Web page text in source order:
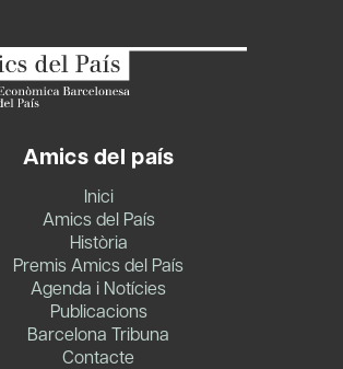
Amics del país
Inici
Amics del País
Història
Premis Amics del País
Agenda i Notícies
Publicacions
Barcelona Tribuna
Contacte